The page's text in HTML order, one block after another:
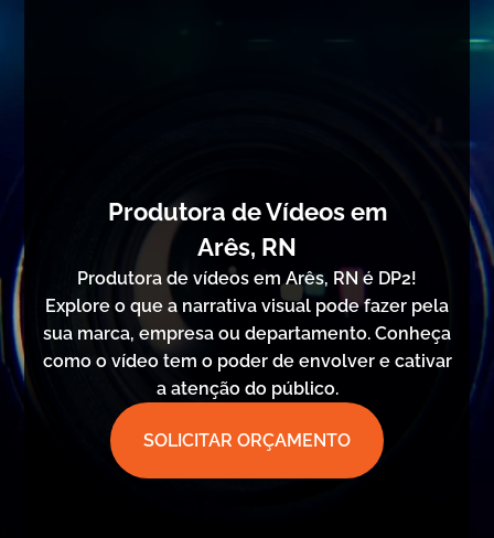
Produtora de Vídeos em
Arês, RN
Produtora de vídeos em Arês, RN é DP2!
Explore o que a narrativa visual pode fazer pela
sua marca, empresa ou departamento. Conheça
como o vídeo tem o poder de envolver e cativar
a atenção do público.
SOLICITAR ORÇAMENTO